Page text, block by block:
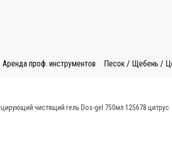
Аренда проф. инструментов Песок / Щебень /
чистящий гель Dos-gel 750мл 125678 цитрус